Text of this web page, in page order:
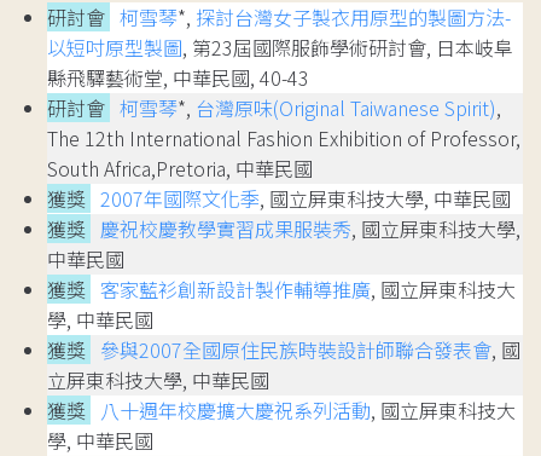
研討會 柯雪琴*, 探討台灣女子製衣用原型的製圖方法-
以短吋原型製圖, 第23屆國際服飾學術研討會, 日本岐阜
縣飛驛藝術堂, 中華民國, 40-43
研討會 柯雪琴*, 台灣原味(Original Taiwanese Spirit),
The 12th International Fashion Exhibition of Professor,
South Africa,Pretoria, 中華民國
獲獎 2007年國際文化季, 國立屏東科技大學, 中華民國
獲獎 慶祝校慶教學實習成果服裝秀, 國立屏東科技大學,
中華民國
獲獎 客家藍衫創新設計製作輔導推廣, 國立屏東科技大
學, 中華民國
獲獎 參與2007全國原住民族時裝設計師聯合發表會, 國
立屏東科技大學, 中華民國
獲獎 八十週年校慶擴大慶祝系列活動, 國立屏東科技大
學, 中華民國